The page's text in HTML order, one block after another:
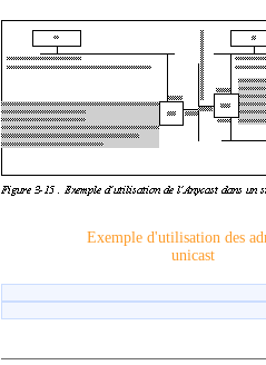
Exemple d'utilisation des
unicast